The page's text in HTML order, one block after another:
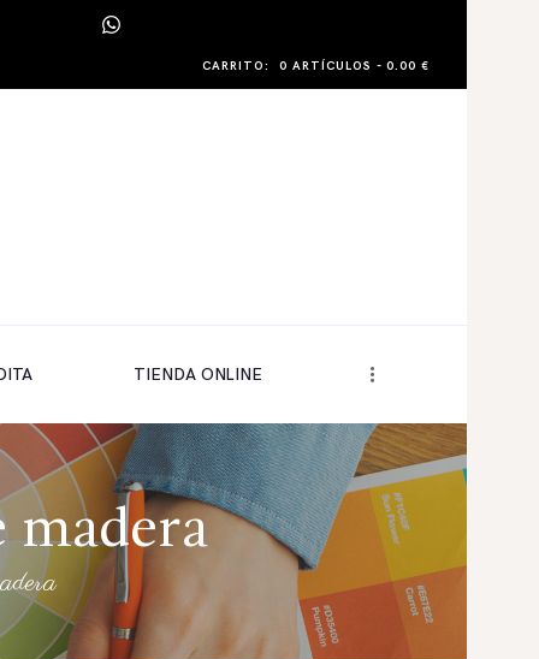
CARRITO: 0 ARTÍCULOS - 0.00 €
TIENDA ONLINE
madera